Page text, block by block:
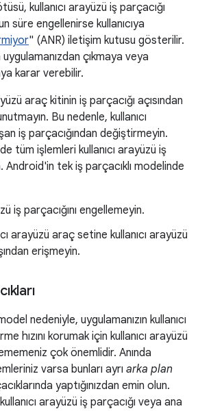
kullanıcı arayüzü iş parçacığı
süre engellenirse kullanıcıya
" (ANR) iletişim kutusu gösterilir.
uygulamanızdan çıkmaya veya
karar verebilir.
araç kitinin iş parçacığı açısından
Bu nedenle, kullanıcı
iş parçacığından değiştirmeyin.
tüm işlemleri kullanıcı arayüzü iş
Android'in tek iş parçacıklı modelinde
iş parçacığını engellemeyin.
arayüzü araç setine kullanıcı arayüzü
erişmeyin.
nedeniyle, uygulamanızın kullanıcı
hızını korumak için kullanıcı arayüzü
çok önemlidir. Anında
varsa bunları ayrı arka plan
yaptığınızdan emin olun.
arayüzü iş parçacığı veya ana